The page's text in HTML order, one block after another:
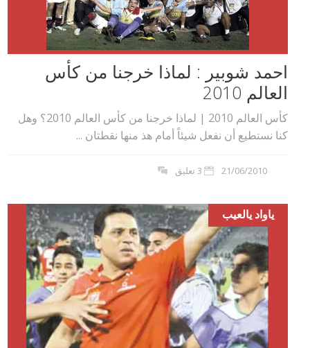
احمد شوبير : لماذا خرجنا من كأس
العالم 2010
كأس العالم 2010 | لماذا خرجنا من كأس العالم 2010؟ وهل
كنا نستطيع أن نفعل شيئاً أمام هذ منها نقطتان ...
21/06/2010 3 تعليق
ياواد يالعيب